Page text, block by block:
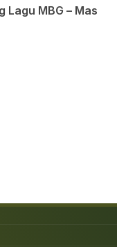
MBG – Mas